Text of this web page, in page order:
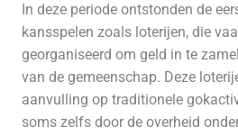
In deze periode ontstonden de
kansspelen zoals loterijen, die
georganiseerd om geld in te
van de gemeenschap. Deze
aanvulling op traditionele
soms zelfs door de overheid